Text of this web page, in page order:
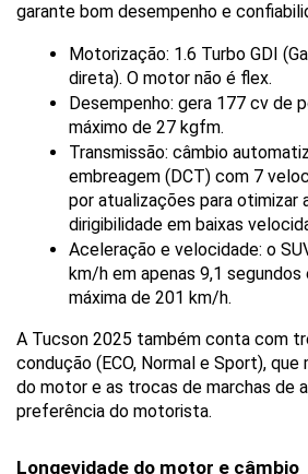
garante bom desempenho e
Motorização: 1.6 Turbo GDI
direta). O motor não é flex.
Desempenho: gera 177 cv de
máximo de 27 kgfm.
Transmissão: câmbio
embreagem (DCT) com 7
por atualizações para otimizar
dirigibilidade em baixas
Aceleração e velocidade: o
km/h em apenas 9,1
máxima de 201 km/h.
A Tucson 2025 também conta com
condução (ECO, Normal e Sport),
do motor e as trocas de marchas de
preferência do motorista.
Longevidade do motor e câmbio